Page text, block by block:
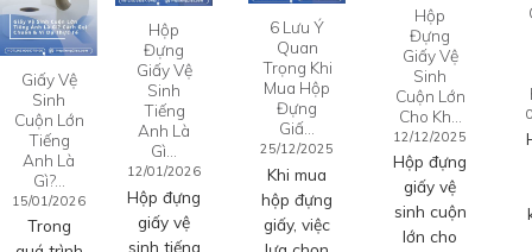
Giấy Vệ
Sinh
Cuộn Lớn
Tiếng
Anh Là
Gì?…
15/01/2026
Trong
Hộp
Đựng
Giấy Vệ
Sinh
Tiếng
Anh Là
Gì…
12/01/2026
Hộp đựng
giấy vệ
sinh tiếng
6 Lưu Ý
Quan
Trọng Khi
Mua Hộp
Đựng
Giấ…
25/12/2025
Khi mua
hộp đựng
giấy, việc
Hộp
Đựng
Giấy Vệ
Sinh
Cuộn Lớn
Cho Kh…
12/12/2025
Hộp đựng
giấy vệ
sinh cuộn
lớn cho